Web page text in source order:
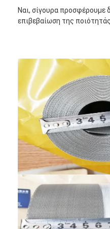
Ναι, σίγουρα προσφέρουμε
επιβεβαίωση της